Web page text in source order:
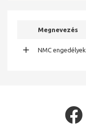
Megnevezés
NMC engedélyek